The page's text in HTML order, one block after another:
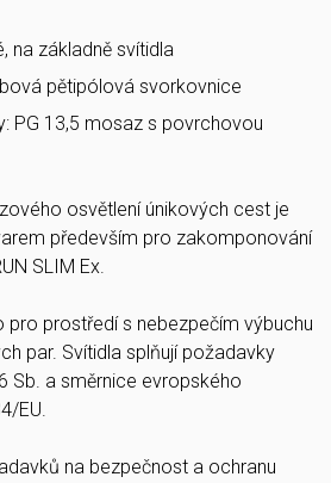
na základně svítidla
pětipólová svorkovnice
PG 13,5 mosaz s povrchovou
osvětlení únikových cest je
především pro zakomponování
SLIM Ex.
prostředí s nebezpečím výbuchu
par. Svítidla splňují požadavky
Sb. a směrnice evropského
EU.
na bezpečnost a ochranu